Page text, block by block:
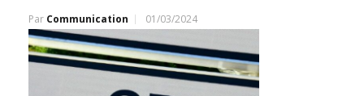
Par Communication 01/03/2024